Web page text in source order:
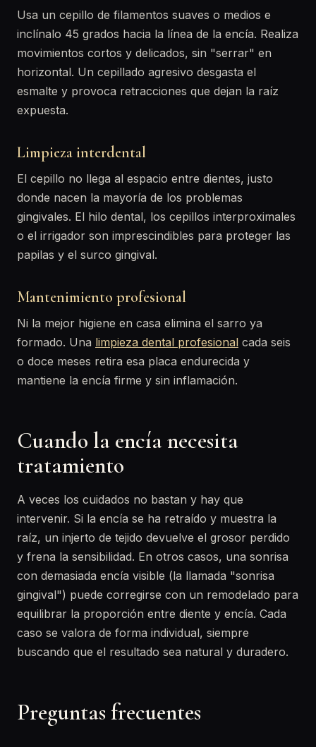
Usa un cepillo de filamentos suaves o medios e
inclínalo 45 grados hacia la línea de la encía. Realiza
movimientos cortos y delicados, sin "serrar" en
horizontal. Un cepillado agresivo desgasta el
esmalte y provoca retracciones que dejan la raíz
expuesta.
Limpieza interdental
El cepillo no llega al espacio entre dientes, justo
donde nacen la mayoría de los problemas
gingivales. El hilo dental, los cepillos interproximales
o el irrigador son imprescindibles para proteger las
papilas y el surco gingival.
Mantenimiento profesional
Ni la mejor higiene en casa elimina el sarro ya
formado. Una limpieza dental profesional cada seis
o doce meses retira esa placa endurecida y
mantiene la encía firme y sin inflamación.
Cuando la encía necesita
tratamiento
A veces los cuidados no bastan y hay que
intervenir. Si la encía se ha retraído y muestra la
raíz, un injerto de tejido devuelve el grosor perdido
y frena la sensibilidad. En otros casos, una sonrisa
con demasiada encía visible (la llamada "sonrisa
gingival") puede corregirse con un remodelado para
equilibrar la proporción entre diente y encía. Cada
caso se valora de forma individual, siempre
buscando que el resultado sea natural y duradero.
Preguntas frecuentes